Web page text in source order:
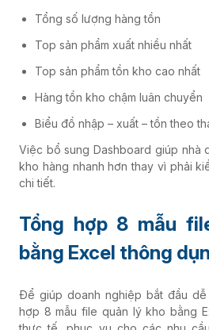
Tổng số lượng hàng tồn
Top sản phẩm xuất nhiều nhất
Top sản phẩm tồn kho cao nhất
Hàng tồn kho chậm luân chuyển
Biểu đồ nhập – xuất – tồn theo
Việc bổ sung Dashboard giúp nhà
kho hàng nhanh hơn thay vì phải
chi tiết.
Tổng hợp 8 mẫu
bằng Excel thông
Để giúp doanh nghiệp bắt đầu
hợp 8 mẫu file quản lý kho bằng